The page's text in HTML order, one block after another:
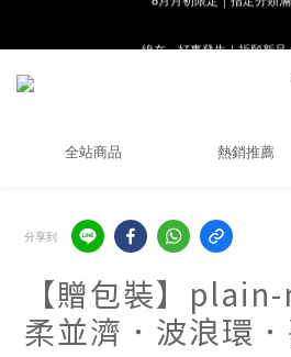
🌸新會員限定🌸註冊送
全站商品 熱銷推薦
分享到
【贈包裝】
柔並濟．波浪環